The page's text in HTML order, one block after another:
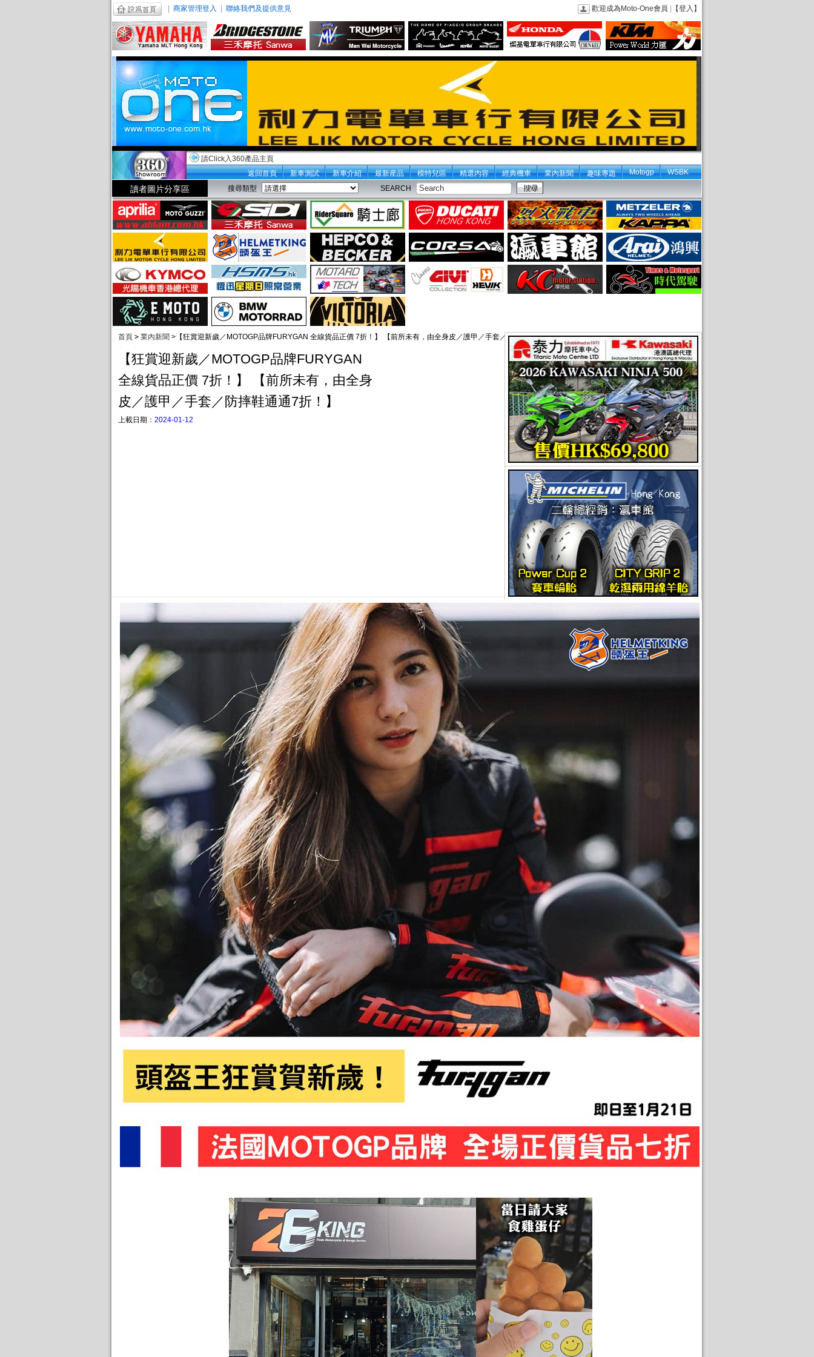
商家管理登入 聯絡我們及提供意見 歡迎成為Moto-One會員 【登入】
請Click入360產品主頁
返回首頁
新車測試 新車介紹 最新産品 模特兒區 精選內容 經典機車 業內新聞 趣味專題 Motogp WSBK
讀者圖片分享區 搜尋類型 SEARCH
首頁 > 業內新聞 > 【狂賞迎新歲／MOTOGP品牌FURYGAN 全線貨品正價 7折！】 【前所未有，由全身皮／護甲／手套／防摔鞋通通7折！】
【狂賞迎新歲／MOTOGP品牌FURYGAN
全線貨品正價 7折！】 【前所未有，由全身
皮／護甲／手套／防摔鞋通通7折！】
上載日期： 2024-01-12